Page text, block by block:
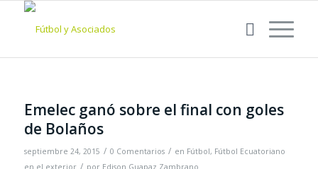
Emelec ganó sobre el final con goles
de Bolaños
septiembre 24, 2015 / 0 Comentarios / en Fútbol, Fútbol Ecuatoriano
en el exterior / por Edison Guapaz Zambrano